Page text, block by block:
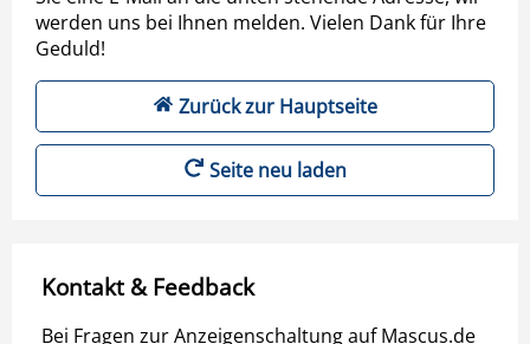
werden uns bei Ihnen melden. Vielen Dank für Ihre
Geduld!
Zurück zur Hauptseite
Seite neu laden
Kontakt & Feedback
Bei Fragen zur Anzeigenschaltung auf Mascus.de